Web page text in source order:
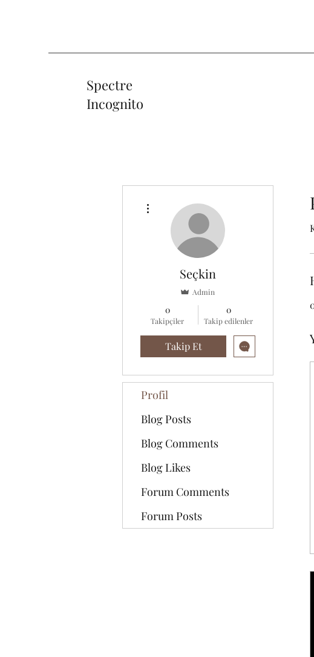
Spectre
Incognito
Seçkin
Admin
0
Takipçiler
0
Takip edilenler
Takip Et
Profil
Blog Posts
Blog Comments
Blog Likes
Forum Comments
Forum Posts